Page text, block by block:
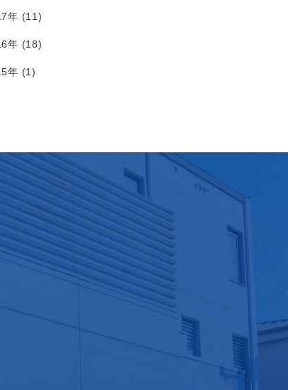
年 (11)
年 (18)
年 (1)